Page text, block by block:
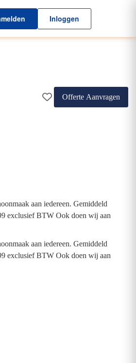
Inloggen
Offerte Aanvragen
aan iedereen. Gemiddeld
exclusief BTW Ook doen wij aan
aan iedereen. Gemiddeld
exclusief BTW Ook doen wij aan